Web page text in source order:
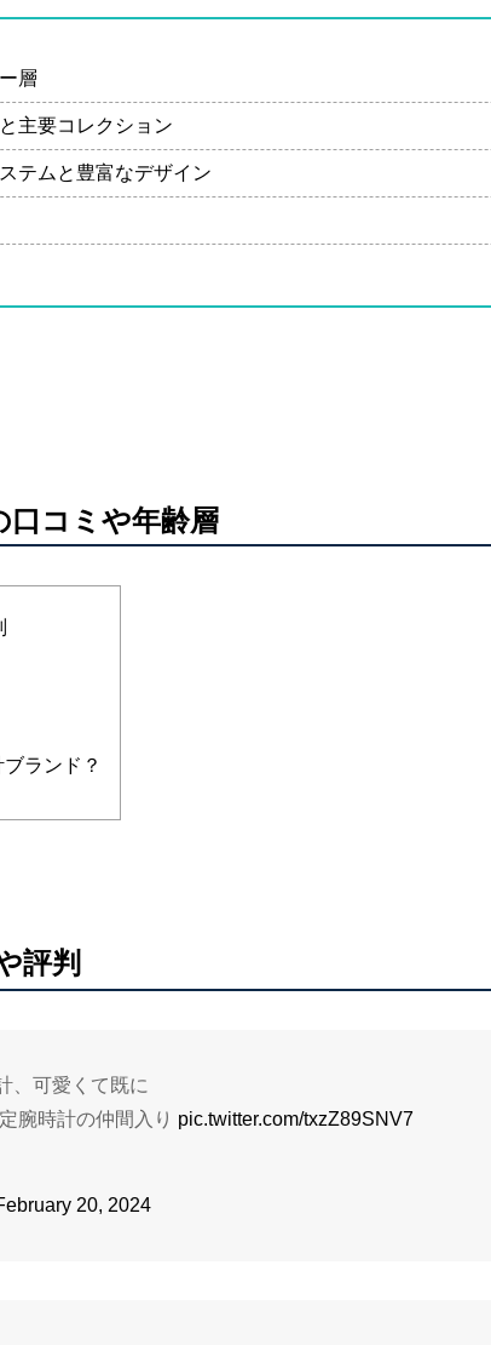
層
主要コレクション
テムと豊富なデザイン
口コミや年齢層
ランド？
評判
、可愛くて既に
腕時計の仲間入り pic.twitter.com/txzZ89SNV7
20, 2024